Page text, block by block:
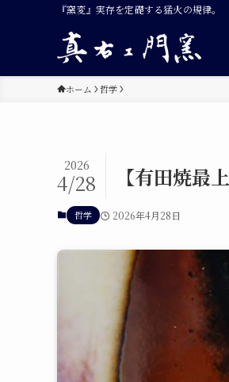
『窯変』実存を定礎する猛火の規律。
ホーム 哲学
【有田焼最
2026
4/28
哲学 2026年4月28日